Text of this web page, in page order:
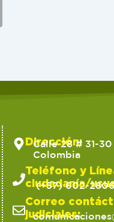
Dirección:
Calle 28 # 31-
Colombia
Teléfono y
ciudadanía/
(+57) 602-
Correo
judiciales: